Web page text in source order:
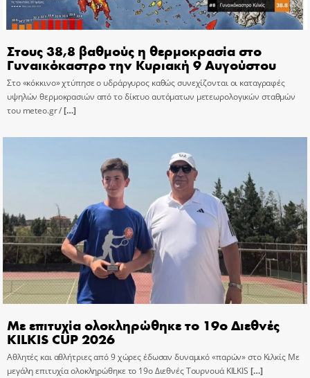
Στους 38,8 βαθμούς η θερμοκρασία στο
Γυναικόκαστρο την Κυριακή 9 Αυγούστου
Στο «κόκκινο» χτύπησε ο υδράργυρος καθώς συνεχίζονται οι καταγραφές
υψηλών θερμοκρασιών από το δίκτυο αυτόματων μετεωρολογικών σταθμών
του meteo.gr /[…]
Με επιτυχία ολοκληρώθηκε το 19ο Διεθνές
KILKIS CUP 2026
Αθλητές και αθλήτριες από 9 χώρες έδωσαν δυναμικό «παρών» στο Κιλκίς Με
μεγάλη επιτυχία ολοκληρώθηκε το 19ο Διεθνές Τουρνουά KILKIS […]